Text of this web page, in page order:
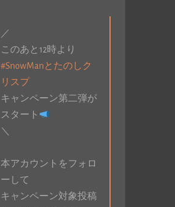
／
このあと12時より
#SnowManとたのしク
リスプ
キャンペーン第二弾が
スタート
＼
本アカウントをフォロ
ーして
キャンペーン対象投稿